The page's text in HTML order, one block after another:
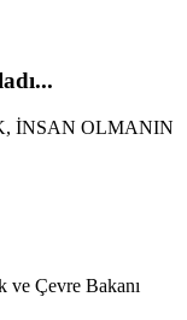
İNSAN OLMANIN
ve Çevre Bakanı